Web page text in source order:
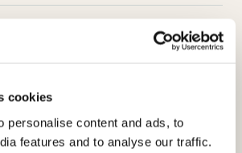
cookies
personalise content and ads, to
features and to analyse our traffic.